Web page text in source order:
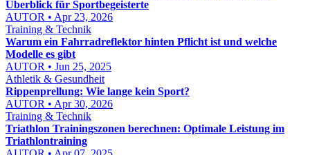
Überblick für Sportbegeisterte
AUTOR • Apr 23, 2026
Training & Technik
Warum ein Fahrradreflektor hinten Pflicht ist und welche
Modelle es gibt
AUTOR • Jun 25, 2025
Athletik & Gesundheit
Rippenprellung: Wie lange kein Sport?
AUTOR • Apr 30, 2026
Training & Technik
Triathlon Trainingszonen berechnen: Optimale Leistung im
Triathlontraining